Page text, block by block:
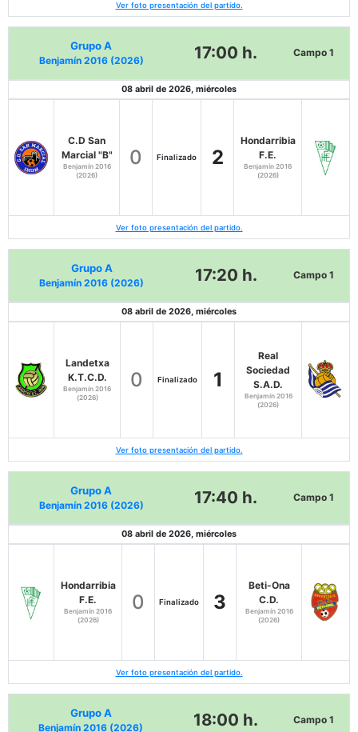
Ver foto presentación del partido.
Grupo A
Benjamín 2016 (2026) 17:00 h. Campo 1
08 abril de 2026, miércoles
C.D San
Marcial "B"
Benjamín 2016
(2026)
0 Finalizado 2
Hondarribia
F.E.
Benjamín 2016
(2026)
Ver foto presentación del partido.
Grupo A
Benjamín 2016 (2026) 17:20 h. Campo 1
08 abril de 2026, miércoles
Landetxa
K.T.C.D.
Benjamín 2016
(2026)
0 Finalizado 1
Real
Sociedad
S.A.D.
Benjamín 2016
(2026)
Ver foto presentación del partido.
Grupo A
Benjamín 2016 (2026) 17:40 h. Campo 1
08 abril de 2026, miércoles
Hondarribia
F.E.
Benjamín 2016
(2026)
0 Finalizado 3
Beti-Ona
C.D.
Benjamín 2016
(2026)
Ver foto presentación del partido.
Grupo A
Benjamín 2016 (2026) 18:00 h. Campo 1